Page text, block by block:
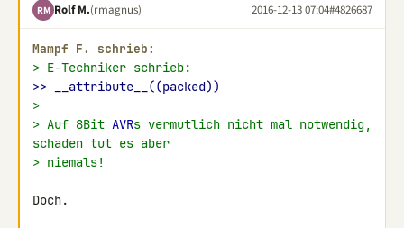
RM Rolf M.(rmagnus) 2016-12-13 07:04#4826687
Mampf F. schrieb:
> E-Techniker schrieb:
>> __attribute__((packed))
>
> Auf 8Bit AVRs vermutlich nicht mal notwendig,
schaden tut es aber
> niemals!
Doch.